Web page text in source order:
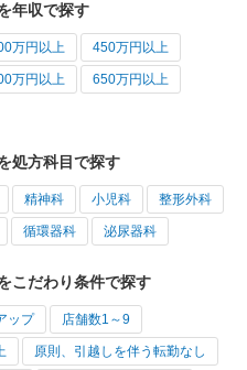
年収で探す
万円以上 450万円以上
万円以上 650万円以上
処方科目で探す
精神科 小児科 整形外科
循環器科 泌尿器科
こだわり条件で探す
ップ 店舗数1～9
原則、引越しを伴う転勤なし